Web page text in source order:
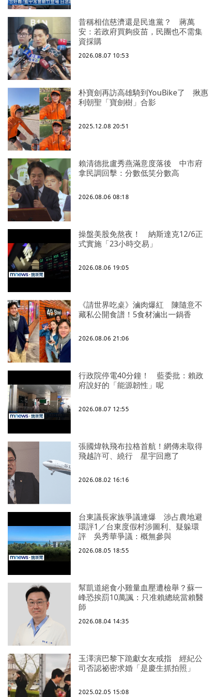
昔稱相信慈濟還是民進黨？ 蔣萬
安：若政府買夠疫苗，民團也不需集
資採購
2026.08.07 10:53
朴寶劍再訪高雄騎到YouBike了 揪惠
利朝聖「寶劍樹」合影
2025.12.08 20:51
賴清德批盧秀燕滿意度落後 中市府
拿民調回擊：分數低笑分數高
2026.08.06 08:18
操盤美股免熬夜！ 納斯達克12/6正
式實施「23小時交易」
2026.08.06 19:05
《請世界吃桌》滷肉爆紅 陳隨意不
藏私公開食譜！5食材滷出一鍋香
2026.08.06 21:06
行政院停電40分鐘！ 藍委批：賴政
府說好的「能源韌性」呢
2026.08.07 12:55
張國煒執飛布拉格首航！網傳未取得
飛越許可、繞行 星宇回應了
2026.08.02 16:16
台東議長家族爭議連爆 涉占農地避
環評1／台東度假村涉圖利、疑躲環
評 吳秀華爭議：概無參與
2026.08.05 18:55
幫凱道絕食小雞量血壓遭檢舉？蘇一
峰恐挨罰10萬諷：只准賴總統當賴醫
師
2026.08.04 14:35
玉澤演巴黎下跪獻女友戒指 經紀公
司否認祕密求婚「是慶生抓拍照」
2025.02.05 15:08